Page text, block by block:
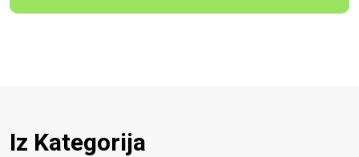
Iz Kategorija